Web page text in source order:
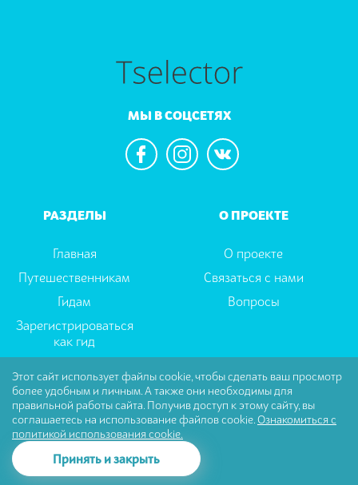
РАЗДЕЛЫ
Главная
Путешественникам
Гидам
Зарегистрироваться
как гид
О ПРОЕКТЕ
О проекте
Связаться с нами
Вопросы
МЫ В СОЦСЕТЯХ
Пользовательское соглашение
Политика
Конфиденциальности
© Tselector Все права защищены
Этот сайт использует файлы cookie, чтобы сделать ваш просмотр
более удобным и личным. А также они необходимы для
правильной работы сайта. Получив доступ к этому сайту, вы
соглашаетесь на использование файлов cookie. Ознакомиться с
политикой использования cookie.
Принять и закрыть